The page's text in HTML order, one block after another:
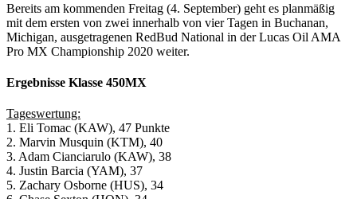
Bereits am kommenden Freitag (4. September) geht es planmäßig
mit dem ersten von zwei innerhalb von vier Tagen in Buchanan,
Michigan, ausgetragenen RedBud National in der Lucas Oil AMA
Pro MX Championship 2020 weiter.
Ergebnisse Klasse 450MX
Tageswertung:
1. Eli Tomac (KAW), 47 Punkte
2. Marvin Musquin (KTM), 40
3. Adam Cianciarulo (KAW), 38
4. Justin Barcia (YAM), 37
5. Zachary Osborne (HUS), 34